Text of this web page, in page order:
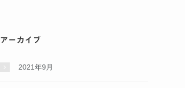
アーカイブ
2021年9月